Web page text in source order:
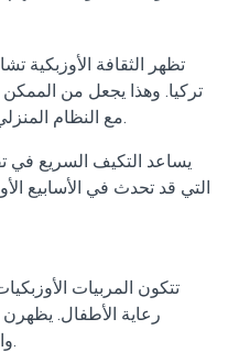
تظهر الثقافة الأوزبكية
تركيا. وهذا يجعل من الممكن
مع النظام المنزلي، والعلاقات الأسرية، وعادات الحياة.
يساعد التكيف السريع في
التي قد تحدث في الأسابيع
تتكون المربيات
رعاية الأطفال. يظهرن
والاهتمام بالأطفال، وتحمل المسؤولية.